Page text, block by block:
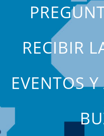
RECIBIR
EVENTOS